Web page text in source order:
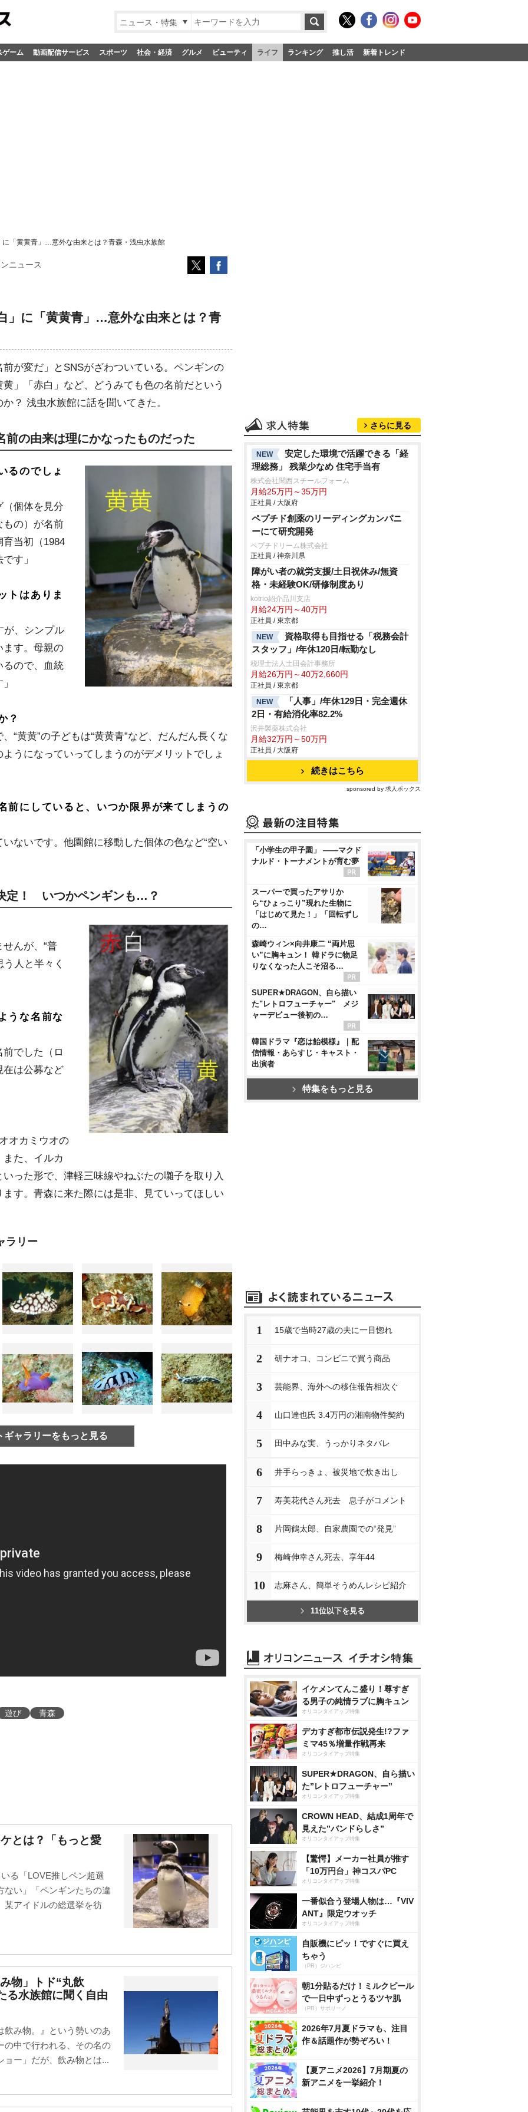
ニュース・特集
ゲーム 動画配信サービス スポーツ 社会・経済 グルメ ビューティ ライフ ランキング 推し活 新着トレンド
に「黄黄青」…意外な由来とは？青森・浅虫水族館
ニュース
」に「黄黄青」…意外な由来とは？青
が変だ」とSNSがざわついている。ペンギンの
」「赤白」など、どうみても色の名前だという
？ 浅虫水族館に話を聞いてきた。
の由来は理にかなったものだった
るのでしょ
個体を見分
もの）が名前
当初（1984
す」
トはありま
が、シンプル
ます。母親の
るので、血統
？
“黄黄”の子どもは“黄黄青”など、だんだん長くな
うになっていってしまうのがデメリットでしょ
にしていると、いつか限界が来てしまうの
ないです。他園館に移動した個体の色など“空い
定！ いつかペンギンも…？
んが、“普
う人と半々く
うな名前な
でした（ロ
在は公募など
オカミウオの
た、イルカ
った形で、津軽三味線やねぶたの囃子を取り入
す。青森に来た際には是非、見ていってほしい
ラリー
ギャラリーをもっと見る
遊び 青森
とは？「もっと愛
る「LOVE推しペン超選
ない」「ペンギンたちの違
某アイドルの総選挙を彷
物」トド“丸飲
る水族館に聞く自由
飲み物。』という勢いのあ
の中で行われる、その名の
ョー」だが、飲み物とは...
さらに見る
NEW
安定した環境で活躍できる「経
理総務」 残業少なめ 住宅手当有
株式会社関西スチールフォーム
月給25万円～35万円
正社員 / 大阪府
ペプチド創薬のリーディングカンパニ
ーにて研究開発
ペプチドリーム株式会社
正社員 / 神奈川県
障がい者の就労支援/土日祝休み/無資
格・未経験OK/研修制度あり
kotrio紹介品川支店
月給24万円～40万円
正社員 / 東京都
NEW
資格取得も目指せる「税務会計
スタッフ」/年休120日/転勤なし
税理士法人土田会計事務所
月給26万円～40万2,660円
正社員 / 東京都
NEW
「人事」/年休129日・完全週休
2日・有給消化率82.2%
沢井製薬株式会社
月給32万円～50万円
正社員 / 大阪府
続きはこちら
sponsored by 求人ボックス
「小学生の甲子園」 ――マクド
ナルド・トーナメントが育む夢
スーパーで買ったアサリか
ら“ひょっこり”現れた生物に
「はじめて見た！」「回転ずし
の…
森崎ウィン×向井康二 “両片思
い”に胸キュン！ 韓ドラに物足
りなくなった人こそ沼る…
SUPER★DRAGON、自ら描い
た"レトロフューチャー" メジ
ャーデビュー後初の…
韓国ドラマ『恋は飴模様』｜配
信情報・あらすじ・キャスト・
出演者
特集をもっと見る
1 15歳で当時27歳の夫に一目惚れ
2 研ナオコ、コンビニで買う商品
3 芸能界、海外への移住報告相次ぐ
4 山口達也氏 3.4万円の湘南物件契約
5 田中みな実、うっかりネタバレ
6 井手らっきょ、被災地で炊き出し
7 寿美花代さん死去 息子がコメント
8 片岡鶴太郎、自家農園での“発見”
9 梅崎伸幸さん死去、享年44
10 志麻さん、簡単そうめんレシピ紹介
11位以下を見る
イケメンてんこ盛り！尊すぎ
る男子の純情ラブに胸キュン
オリコンタイアップ特集
デカすぎ都市伝説発生!?ファ
ミマ45％増量作戦再来
オリコンタイアップ特集
SUPER★DRAGON、自ら描い
た”レトロフューチャー”
オリコンタイアップ特集
CROWN HEAD、結成1周年で
見えた”バンドらしさ”
オリコンタイアップ特集
【驚愕】メーカー社員が推す
「10万円台」神コスパPC
オリコンタイアップ特集
一番似合う登場人物は…『VIV
ANT』限定ウオッチ
オリコンタイアップ特集
自販機にピッ！ですぐに買え
ちゃう
（PR）ジハンピ
朝1分貼るだけ！ミルクピール
で一日中ずっとうるツヤ肌
（PR）サボリーノ
2026年7月夏ドラマも、注目
作＆話題作が勢ぞろい！
【夏アニメ2026】7月期夏の
新アニメを一挙紹介！